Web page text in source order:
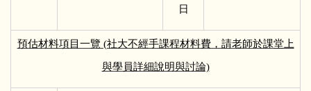
日
預估材料項目一覽 (社大不經手課程材料費，請老師於課堂上
與學員詳細說明與討論)